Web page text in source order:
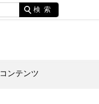
検索
ンテンツ